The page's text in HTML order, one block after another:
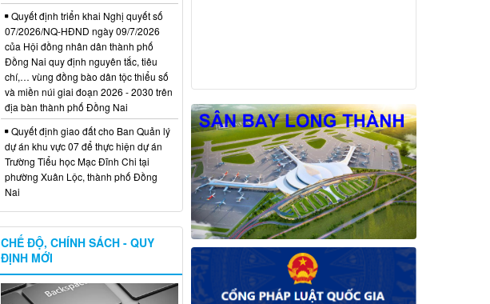
Quyết định triển khai Nghị quyết số
07/2026/NQ-HĐND ngày 09/7/2026
của Hội đồng nhân dân thành phố
Đồng Nai quy định nguyên tắc, tiêu
chí,… vùng đồng bào dân tộc thiểu số
và miền núi giai đoạn 2026 - 2030 trên
địa bàn thành phố Đồng Nai
Quyết định giao đất cho Ban Quản lý
dự án khu vực 07 để thực hiện dự án
Trường Tiểu học Mạc Đĩnh Chi tại
phường Xuân Lộc, thành phố Đồng
Nai
CHẾ ĐỘ, CHÍNH SÁCH - QUY
ĐỊNH MỚI